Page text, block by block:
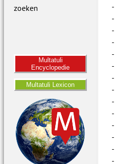
zoeken
Multatuli
Encyclopedie
Multatuli Lexicon